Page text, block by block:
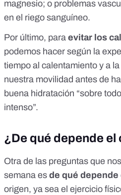
magnesio; o problemas
en el riego sanguíneo.
Por último, para evitar los
podemos hacer según la
tiempo al calentamiento y a
nuestra movilidad antes de
buena hidratación “sobre
intenso”.
¿De qué depende el
Otra de las preguntas que
semana es de qué
origen, ya sea el ejercicio